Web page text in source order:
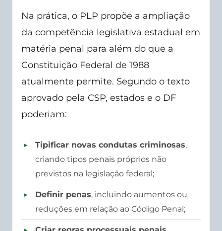
Na prática, o PLP propõe a ampliação
da competência legislativa estadual em
matéria penal para além do que a
Constituição Federal de 1988
atualmente permite. Segundo o texto
aprovado pela CSP, estados e o DF
poderiam:
Tipificar novas condutas criminosas,
criando tipos penais próprios não
previstos na legislação federal;
Definir penas, incluindo aumentos ou
reduções em relação ao Código Penal;